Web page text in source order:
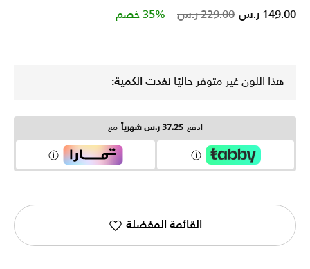
Price reduced from
229.00 ر.س to 149.00 ر.س 35% خصم
هذا اللون غير متوفر حاليًا نفدت الكمية:
ادفع 37.25 ر.س شهرياً مع
القائمة المفضلة